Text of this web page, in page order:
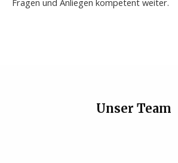
Fragen und Anliegen kompetent weiter.
Unser Team